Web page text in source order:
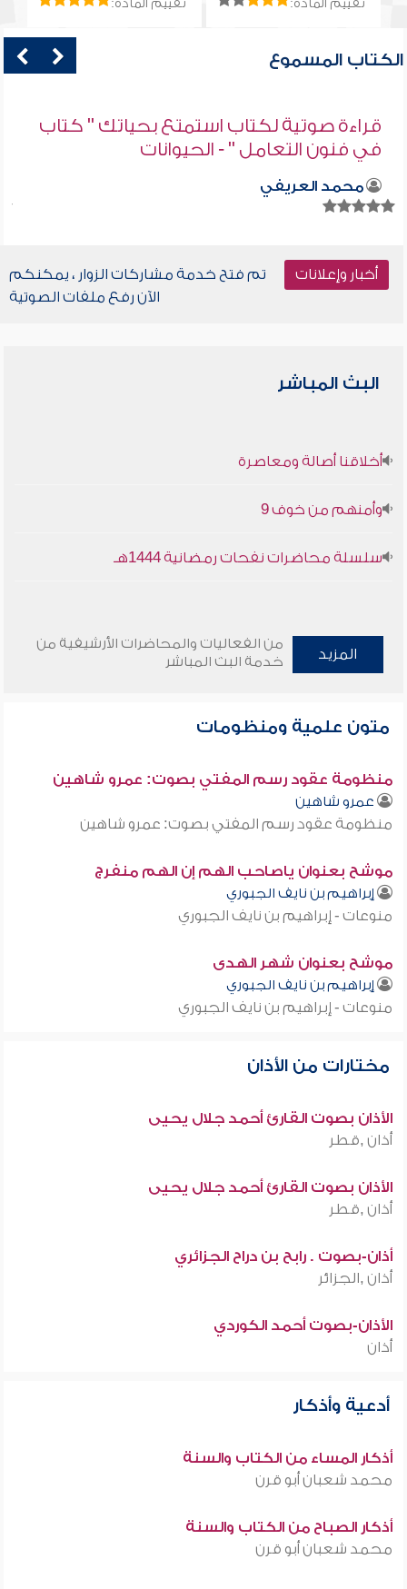
تقييم المادة: تقييم المادة:
الكتاب المسموع
قراءة صوتية لكتاب استمتع بحياتك " كتاب
في فنون التعامل " - الحيوانات
محمد العريفي
أخبار وإعلانات
تم فتح خدمة مشاركات الزوار ، يمكنكم
الآن رفع ملفات الصوتية
البث المباشر
أخلاقنا أصالة ومعاصرة
وأمنهم من خوف 9
سلسلة محاضرات نفحات رمضانية 1444هـ
المزيد
من الفعاليات والمحاضرات الأرشيفية من
خدمة البث المباشر
متون علمية ومنظومات
منظومة عقود رسم المفتي بصوت: عمرو شاهين
عمرو شاهين
منظومة عقود رسم المفتي بصوت: عمرو شاهين
موشح بعنوان ياصاحب الهم إن الهم منفرج
إبراهيم بن نايف الجبوري
منوعات - إبراهيم بن نايف الجبوري
موشح بعنوان شهر الهدى
إبراهيم بن نايف الجبوري
منوعات - إبراهيم بن نايف الجبوري
مختارات من الأذان
الأذان بصوت القارئ أحمد جلال يحيى
أذان ,قطر
الأذان بصوت القارئ أحمد جلال يحيى
أذان ,قطر
أذان-بصوت . رابح بن دراح الجزائري
أذان ,الجزائر
الأذان-بصوت أحمد الكوردي
أذان
أدعية وأذكار
أذكار المساء من الكتاب والسنة
محمد شعبان أبو قرن
أذكار الصباح من الكتاب والسنة
محمد شعبان أبو قرن